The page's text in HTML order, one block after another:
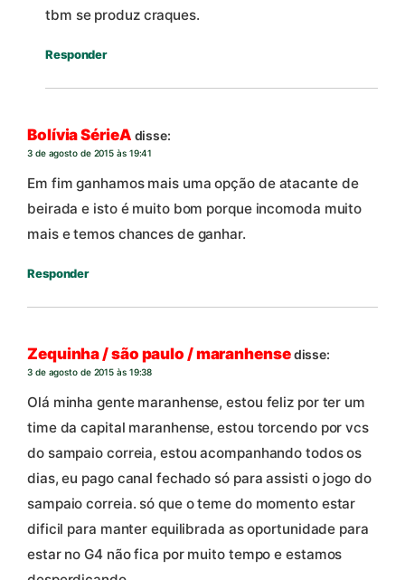
tbm se produz craques.
Responder
Bolívia SérieA disse:
3 de agosto de 2015 às 19:41
Em fim ganhamos mais uma opção de atacante de
beirada e isto é muito bom porque incomoda muito
mais e temos chances de ganhar.
Responder
Zequinha / são paulo / maranhensedisse:
3 de agosto de 2015 às 19:38
Olá minha gente maranhense, estou feliz por ter um
time da capital maranhense, estou torcendo por vcs
do sampaio correia, estou acompanhando todos os
dias, eu pago canal fechado só para assisti o jogo do
sampaio correia. só que o teme do momento estar
dificil para manter equilibrada as oportunidade para
estar no G4 não fica por muito tempo e estamos